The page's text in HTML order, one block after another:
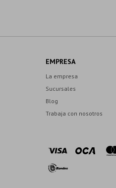
EMPRESA
La empresa
Sucursales
Blog
Trabaja con nosotros